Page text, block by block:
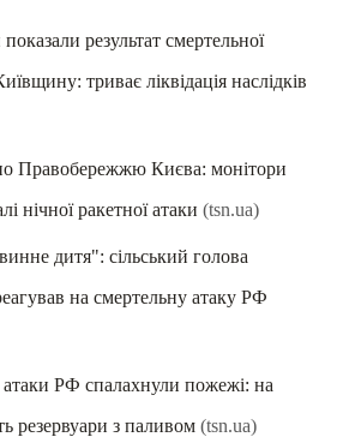
результат смертельної
триває ліквідація наслідків
Правобережжю Києва: монітори
нічної ракетної атаки (tsn.ua)
дитя": сільський голова
на смертельну атаку РФ
атаки РФ спалахнули пожежі: на
резервуари з паливом (tsn.ua)